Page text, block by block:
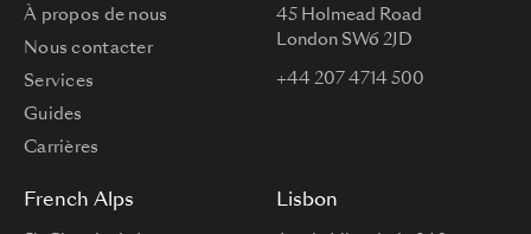
À propos de nous
Nous contacter
Services
Guides
Carrières
45 Holmead Road
London SW6 2JD
+44 207 4714 500
French Alps Lisbon